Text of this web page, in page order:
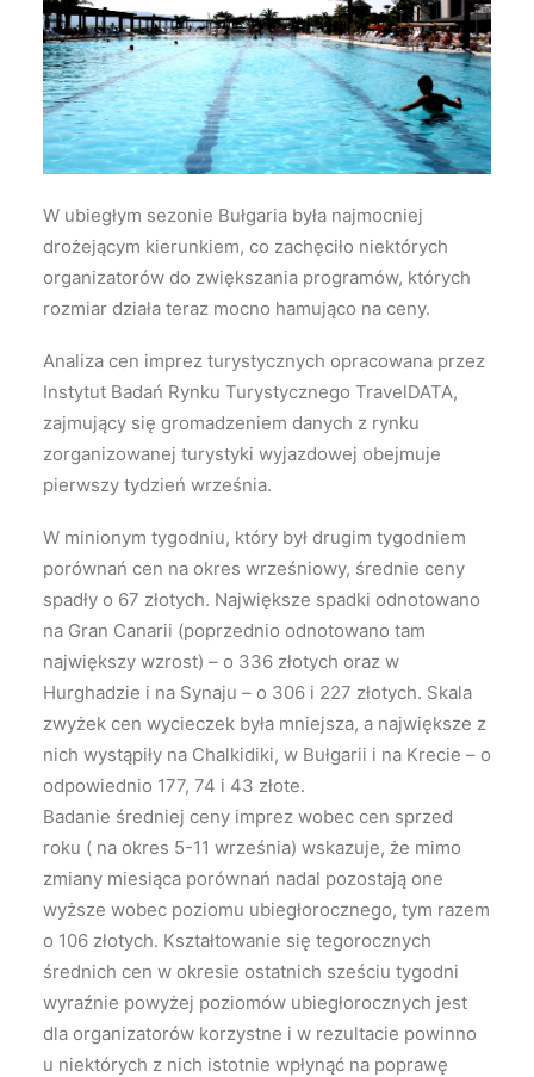
Wyszukiwanie
W ubiegłym sezonie Bułgaria była najmocniej
drożejącym kierunkiem, co zachęciło niektórych
organizatorów do zwiększania programów, których
rozmiar działa teraz mocno hamująco na ceny.
Analiza cen imprez turystycznych opracowana przez
Instytut Badań Rynku Turystycznego TravelDATA,
zajmujący się gromadzeniem danych z rynku
zorganizowanej turystyki wyjazdowej obejmuje
pierwszy tydzień września.
W minionym tygodniu, który był drugim tygodniem
porównań cen na okres wrześniowy, średnie ceny
spadły o 67 złotych. Największe spadki odnotowano
na Gran Canarii (poprzednio odnotowano tam
największy wzrost) – o 336 złotych oraz w
Hurghadzie i na Synaju – o 306 i 227 złotych. Skala
zwyżek cen wycieczek była mniejsza, a największe z
nich wystąpiły na Chalkidiki, w Bułgarii i na Krecie – o
odpowiednio 177, 74 i 43 złote.
Badanie średniej ceny imprez wobec cen sprzed
roku ( na okres 5-11 września) wskazuje, że mimo
zmiany miesiąca porównań nadal pozostają one
wyższe wobec poziomu ubiegłorocznego, tym razem
o 106 złotych. Kształtowanie się tegorocznych
średnich cen w okresie ostatnich sześciu tygodni
wyraźnie powyżej poziomów ubiegłorocznych jest
dla organizatorów korzystne i w rezultacie powinno
u niektórych z nich istotnie wpłynąć na poprawę